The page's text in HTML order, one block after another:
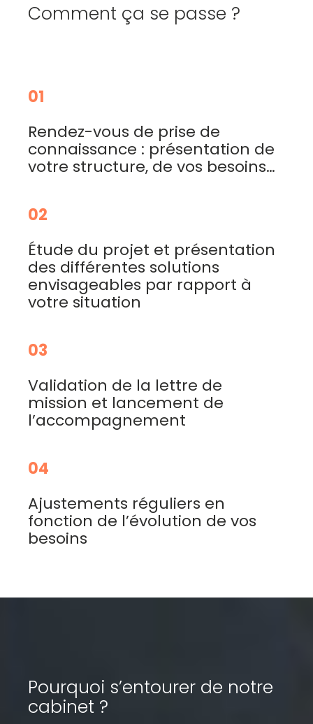
Comment ça se passe ?
01
Rendez-vous de prise de
connaissance : présentation de
votre structure, de vos besoins…
02
Étude du projet et présentation
des différentes solutions
envisageables par rapport à
votre situation
03
Validation de la lettre de
mission et lancement de
l’accompagnement
04
Ajustements réguliers en
fonction de l’évolution de vos
besoins
Pourquoi s’entourer de notre
cabinet ?